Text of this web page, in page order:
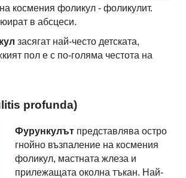
космения фоликул - фоликулит.
в абсцеси.
засягат най-често детската,
пол е с по-голяма честота на
profunda)
Фурункулътпредставлява остро
гнойно възпаление на космения
фоликул, мастната жлеза и
прилежащата околна тъкан. Най-